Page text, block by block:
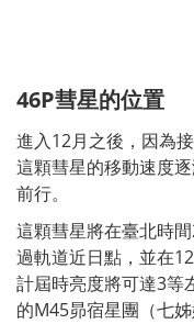
46P彗星的位置
進入12月之後，因為
這顆彗星的移動速度
前行。
這顆彗星將在臺北時
過軌道近日點，並在
計屆時亮度將可達3等
的M45昴宿星團（七姊